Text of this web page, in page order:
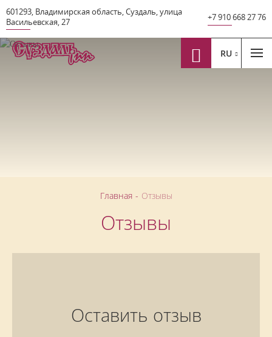
+7 910 668 27 76
601293, Владимирская область,Суздаль,улица
Васильевская,27
RU
Главная - Отзывы
Отзывы
Оставить отзыв